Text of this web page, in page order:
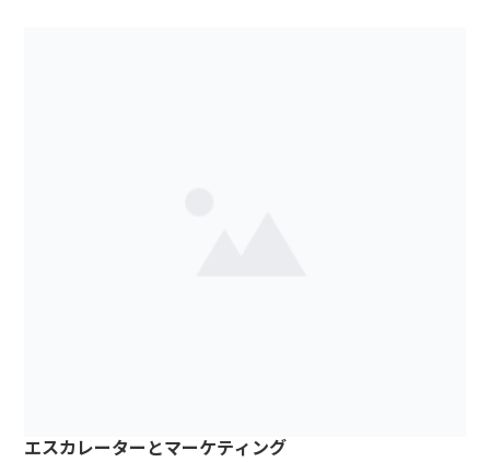
エスカレーターとマーケティング